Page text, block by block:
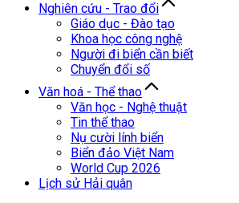
Nghiên cứu - Trao đổi
Giáo dục - Đào tạo
Khoa học công nghệ
Người đi biển cần biết
Chuyển đổi số
Văn hoá - Thể thao
Văn học - Nghệ thuật
Tin thể thao
Nụ cười lính biển
Biển đảo Việt Nam
World Cup 2026
Lịch sử Hải quân